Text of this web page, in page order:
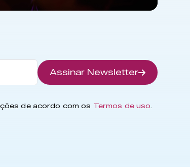
Assinar Newsletter
de acordo com os Termos de uso